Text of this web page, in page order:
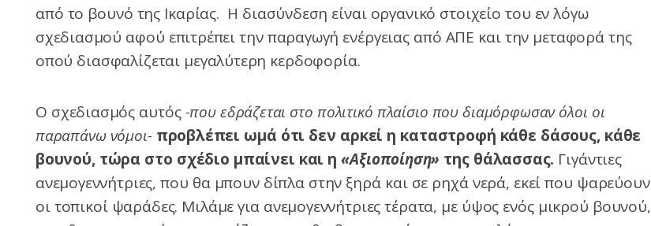
από το βουνό της Ικαρίας. Η διασύνδεση είναι οργανικό στοιχείο του εν λόγω
σχεδιασμού αφού επιτρέπει την παραγωγή ενέργειας από ΑΠΕ και την μεταφορά της
οπού διασφαλίζεται μεγαλύτερη κερδοφορία.
Ο σχεδιασμός αυτός-που εδράζεται στο πολιτικό πλαίσιο που διαμόρφωσαν όλοι οι
παραπάνω νόμοι- προβλέπει ωμά ότι δεν αρκεί η καταστροφή κάθε δάσους, κάθε
βουνού, τώρα στο σχέδιο μπαίνει και η«Αξιοποίηση» της θάλασσας. Γιγάντιες
ανεμογεννήτριες, που θα μπουν δίπλα στην ξηρά και σε ρηχά νερά, εκεί που ψαρεύουν
οι τοπικοί ψαράδες. Μιλάμε για ανεμογεννήτριες τέρατα, με ύψος ενός μικρού βουνού,